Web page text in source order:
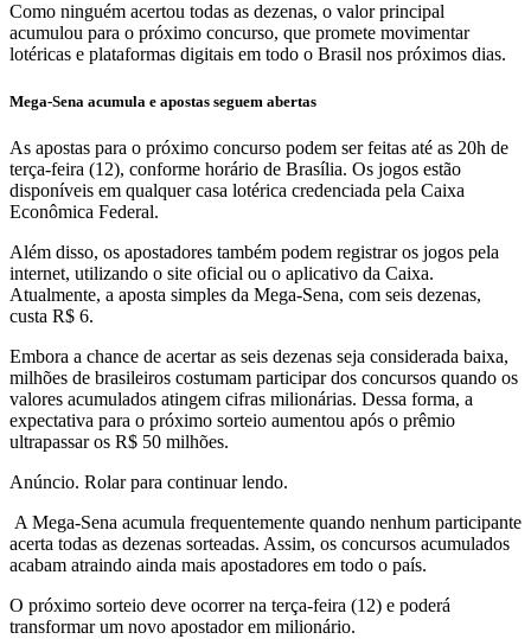
Como ninguém acertou todas as dezenas, o valor principal
acumulou para o próximo concurso, que promete movimentar
lotéricas e plataformas digitais em todo o Brasil nos próximos dias.
Mega-Sena acumula e apostas seguem abertas
As apostas para o próximo concurso podem ser feitas até as 20h de
terça-feira (12), conforme horário de Brasília. Os jogos estão
disponíveis em qualquer casa lotérica credenciada pela Caixa
Econômica Federal.
Além disso, os apostadores também podem registrar os jogos pela
internet, utilizando o site oficial ou o aplicativo da Caixa.
Atualmente, a aposta simples da Mega-Sena, com seis dezenas,
custa R$ 6.
Embora a chance de acertar as seis dezenas seja considerada baixa,
milhões de brasileiros costumam participar dos concursos quando os
valores acumulados atingem cifras milionárias. Dessa forma, a
expectativa para o próximo sorteio aumentou após o prêmio
ultrapassar os R$ 50 milhões.
Anúncio. Rolar para continuar lendo.
A Mega-Sena acumula frequentemente quando nenhum participante
acerta todas as dezenas sorteadas. Assim, os concursos acumulados
acabam atraindo ainda mais apostadores em todo o país.
O próximo sorteio deve ocorrer na terça-feira (12) e poderá
transformar um novo apostador em milionário.